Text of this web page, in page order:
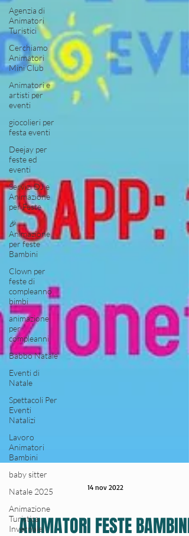
Agenzia di
Animatori
Turistici
Cerchiamo
Animatori
Mini Club
Animatori e
artisti per
eventi
giocolieri per
festa eventi
Deejay per
feste ed
eventi
Servizi DJ e
Animazione
per Feste
🎉
Animazione
per feste
Bambini
Clown per
feste di
compleanno
bimbi
animazione
per
compleanni
Babbo Natale
Eventi di
Natale
Spettacoli Per
Eventi
Natalizi
Lavoro
Animatori
Bambini
baby sitter
Natale 2025
Animazione
Turistica
Invernale